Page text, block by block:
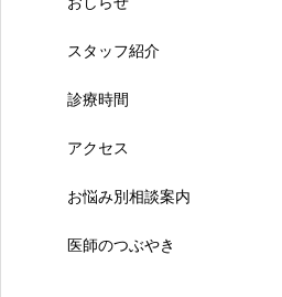
スタッフ紹介
診療時間
アクセス
お悩み別相談案内
医師のつぶやき